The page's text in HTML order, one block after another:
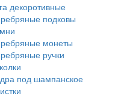
декоротивные
подковы
монеты
ручки
под шампанское